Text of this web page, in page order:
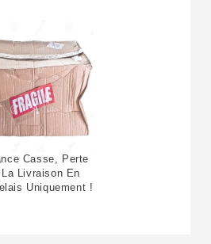
Casse, Perte
La Livraison En
Uniquement !